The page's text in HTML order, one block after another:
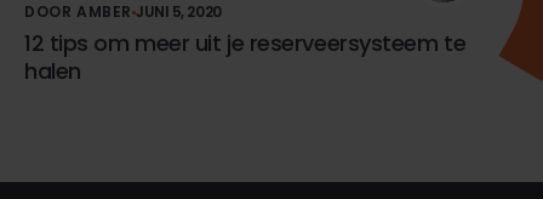
DOOR AMBER JUNI 5, 2020
12 tips om meer uit je reserveersysteem te
halen